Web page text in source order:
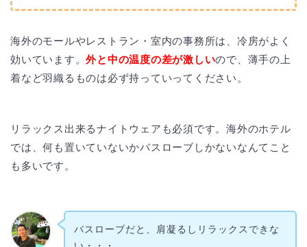
海外のモールやレストラン・室内の事務所は、冷房がよく
効いています。外と中の温度の差が激しいので、薄手の上
着など羽織るものは必ず持っていってください。
リラックス出来るナイトウェアも必須です。海外のホテル
では、何も置いていないかバスローブしかないなんてこと
も多いです。
バスローブだと、肩凝るしリラックスできな